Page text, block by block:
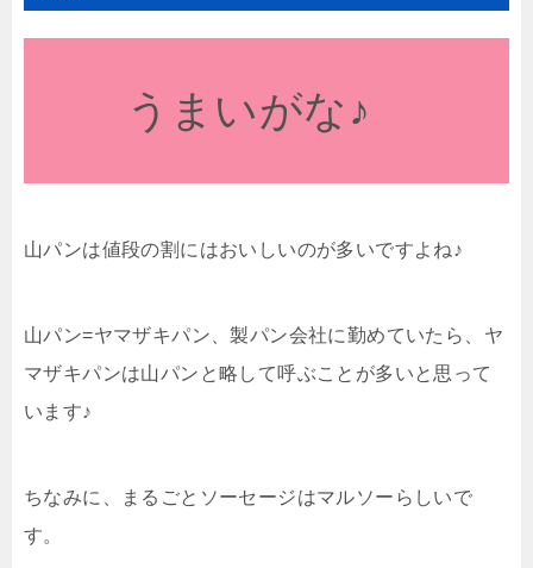
うまいがな♪
山パンは値段の割にはおいしいのが多いですよね♪
山パン=ヤマザキパン、製パン会社に勤めていたら、ヤ
マザキパンは山パンと略して呼ぶことが多いと思って
います♪
ちなみに、まるごとソーセージはマルソーらしいで
す。